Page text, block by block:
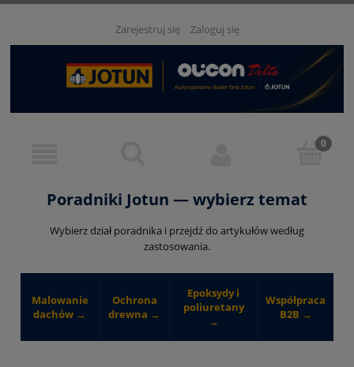
Zarejestruj się Zaloguj się
Poradniki Jotun — wybierz temat
Wybierz dział poradnika i przejdź do artykułów według
zastosowania.
Malowanie
dachów →
Ochrona
drewna →
Epoksydy i
poliuretany
→
Współpraca
B2B →